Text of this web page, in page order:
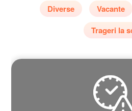
Diverse Vacante
Trageri la sorti